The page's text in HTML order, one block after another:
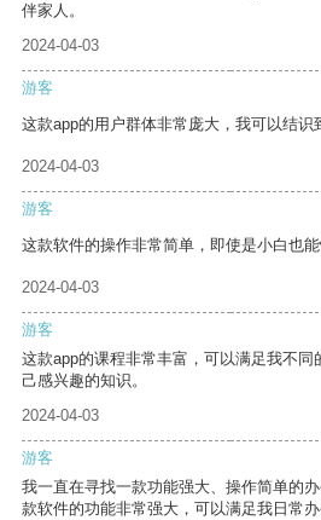
伴家人。
2024-04-03
游客
这款app的用户群体非常庞大，我可以结识
2024-04-03
游客
这款软件的操作非常简单，即使是小白也能
2024-04-03
游客
这款app的课程非常丰富，可以满足我不同
己感兴趣的知识。
2024-04-03
游客
我一直在寻找一款功能强大、操作简单的
款软件的功能非常强大，可以满足我日常